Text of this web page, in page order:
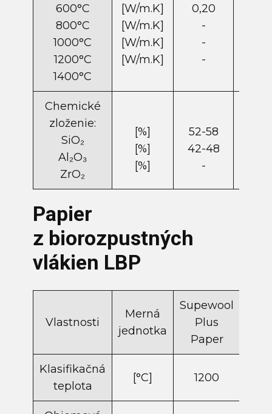
600°C
800°C
1000°C
1200°C
1400°C
[W/m.K]
[W/m.K]
[W/m.K]
[W/m.K]
0,20
-
-
-
Chemické
zloženie:
SiO₂
Al₂O₃
ZrO​₂
[%]
[%]
[%]
52-58
42-48
-
Papier
z biorozpustných
vlákien LBP
Vlastnosti
Merná
jednotka
Supewool
Plus
Paper
Klasifikačná
teplota
[°C] 1200